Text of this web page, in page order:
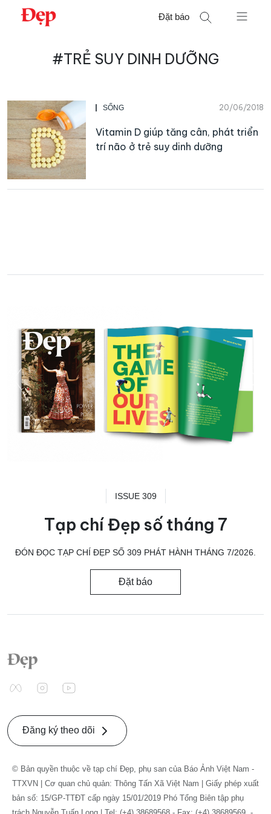
Chuyển
Đặt báo
#TRẺ SUY DINH DƯỠNG
SỐNG 20/06/2018
Vitamin D giúp tăng cân, phát triển
trí não ở trẻ suy dinh dưỡng
ISSUE 309
Tạp chí Đẹp số tháng 7
ĐÓN ĐỌC TẠP CHÍ ĐẸP SỐ 309 PHÁT HÀNH THÁNG 7/2026.
Đặt báo
Đăng ký theo dõi
© Bản quyền thuộc về tạp chí Đẹp, phụ san của Báo Ảnh Việt Nam -
TTXVN | Cơ quan chủ quản: Thông Tấn Xã Việt Nam | Giấy phép xuất
bản số: 15/GP-TTĐT cấp ngày 15/01/2019 Phó Tổng Biên tập phụ